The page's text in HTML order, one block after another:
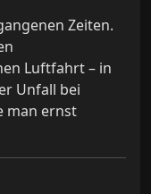
Zeiten.
Luftfahrt – in
Unfall bei
man ernst